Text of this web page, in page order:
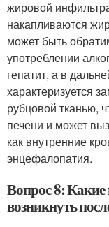
жировой
накапливаются
может быть
употреблении
гепатит, а в
характеризуется
рубцовой тканью,
печени и может
как внутренние
энцефалопатия.
Вопрос 8: Какие
возникнуть